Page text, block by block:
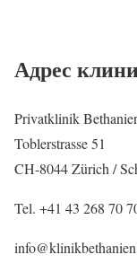
Адрес
Privatklinik
Toblerstrasse 51
CH-8044 Zürich /
Tel. +41 43 268 70